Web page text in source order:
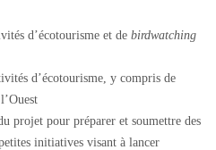
d’écotourisme et de birdwatching
d’écotourisme, y compris de
projet pour préparer et soumettre des
initiatives visant à lancer